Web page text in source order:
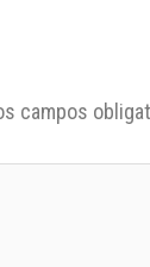
campos